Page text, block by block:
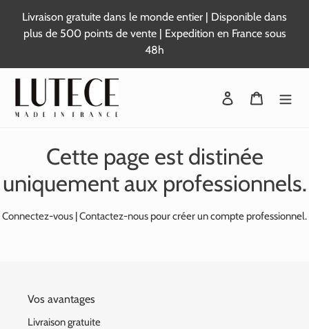
contenu
Livraison gratuite dans le monde entier | Disponible dans
plus de 500 points de vente | Expedition en France sous
48h
Se connecter
Panier
Cette page est distinée
uniquement aux professionnels.
Connectez-vous Contactez-nous pour créer un compte professionnel.
Vos avantages
Livraison gratuite